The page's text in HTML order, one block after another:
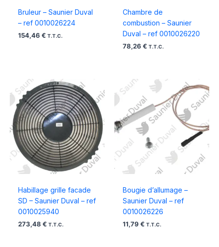
Bruleur – Saunier Duval
– ref 0010026224
154,46 € T.T.C.
Chambre de
combustion – Saunier
Duval – ref 0010026220
78,26 € T.T.C.
Habillage grille facade
SD – Saunier Duval – ref
0010025940
273,48 € T.T.C.
Bougie d’allumage –
Saunier Duval – ref
0010026226
11,79 € T.T.C.